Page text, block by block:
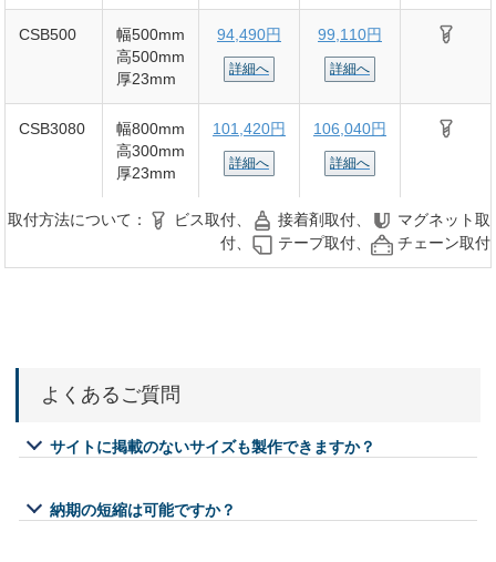
CSB500
幅500mm
高500mm
厚23mm
94,490円
詳細へ
99,110円
詳細へ
CSB3080
幅800mm
高300mm
厚23mm
101,420円
詳細へ
106,040円
詳細へ
取付方法について： ビス取付、 接着剤取付、
マグネット取
付、
テープ取付、 チェーン取付
よくあるご質問
サイトに掲載のないサイズも製作できますか？
納期の短縮は可能ですか？